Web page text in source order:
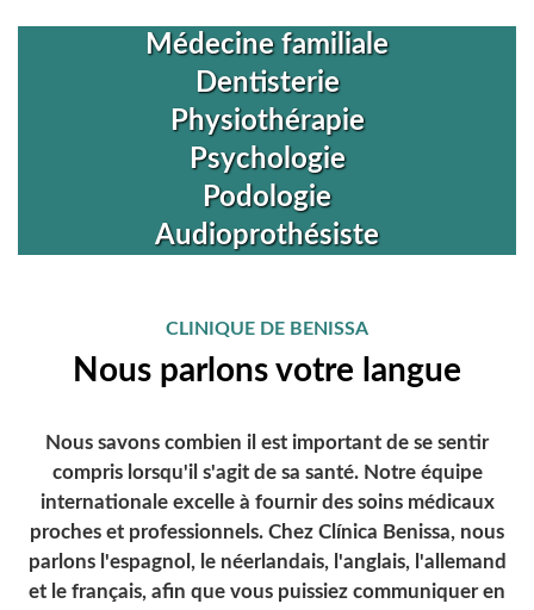
Médecine familiale
Dentisterie
Physiothérapie
Psychologie
Podologie
Audioprothésiste
CLINIQUE DE BENISSA
Nous parlons votre langue
Nous savons combien il est important de se sentir
compris lorsqu'il s'agit de sa santé. Notre équipe
internationale excelle à fournir des soins médicaux
proches et professionnels. Chez Clínica Benissa, nous
parlons l'espagnol, le néerlandais, l'anglais, l'allemand
et le français, afin que vous puissiez communiquer en